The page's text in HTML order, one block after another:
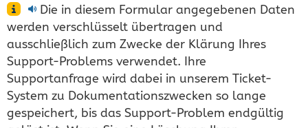
Die in diesem Formular angegebenen Daten
werden verschlüsselt übertragen und
ausschließlich zum Zwecke der Klärung Ihres
Support-Problems verwendet. Ihre
Supportanfrage wird dabei in unserem Ticket-
System zu Dokumentationszwecken so lange
gespeichert, bis das Support-Problem endgültig